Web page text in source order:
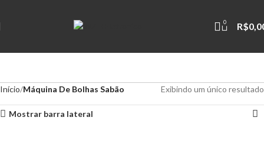
0 R$
Início Máquina De Bolhas Sabão Exibindo um único resultado
Mostrar barra lateral